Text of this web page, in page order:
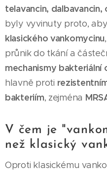
telavancin, dalbavancin,
byly vyvinuty proto, aby
klasického vankomycinu
průnik do tkání a
mechanismy bakteriální
hlavně proti
bakteriím, zejména
V čem je
než klasický
Oproti klasickému